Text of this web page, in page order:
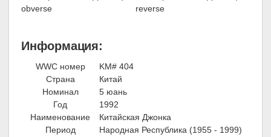
Информация:
WWC номер
KM# 404
Страна
Китай
Номинал
5 юань
Год
1992
Наименование
Китайская Джонка
Период
Народная Республика (1955 - 1999)